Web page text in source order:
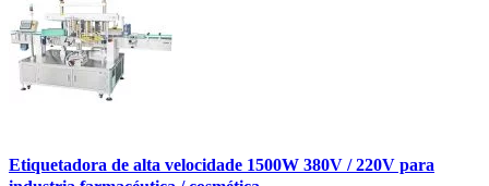
Etiquetadora de alta velocidade 1500W 380V / 220V para